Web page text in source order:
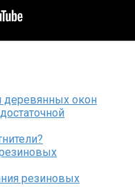
деревянных окон
резиновых